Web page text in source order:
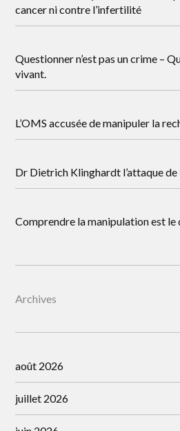
cancer ni contre l’infertilité
Questionner n’est pas un crime –
vivant.
L’OMS accusée de manipuler la
Dr Dietrich Klinghardt l’attaque de
Comprendre la manipulation est
Archives
août 2026
juillet 2026